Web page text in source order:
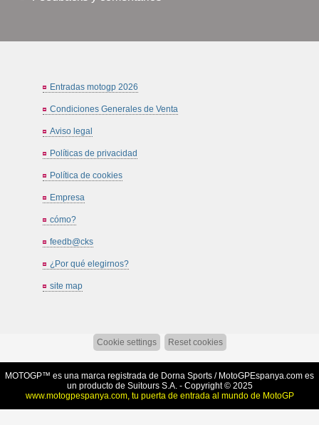
Entradas motogp 2026
Condiciones Generales de Venta
Aviso legal
Políticas de privacidad
Política de cookies
Empresa
cómo?
feedb@cks
¿Por qué elegirnos?
site map
Cookie settings Reset cookies
MOTOGP™ es una marca registrada de Dorna Sports / MotoGPEspanya.com es
un producto de Suitours S.A. - Copyright © 2025
www.motogpespanya.com, tu puerta de entrada al mundo de MotoGP